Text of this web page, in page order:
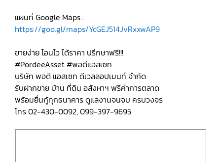
แผนที่ Google Maps :
https://goo.gl/maps/YcGEJ514JvRxxwAP9
ขายง่าย โอนไว ได้ราคา ปรึกษาฟรี!!!
#PordeeAsset #พอดีแอสเซท
บริษัท พอดี แอสเซท ดีเวลลอปเมนท์ จำกัด
รับฝากขาย บ้าน ที่ดิน อสังหาฯ ฟรีค่าการตลาด
พร้อมยื่นกู้ทุกธนาคาร ดูแลงานจนจบ ครบวงจร
โทร 02-430-0092, 099-397-9695